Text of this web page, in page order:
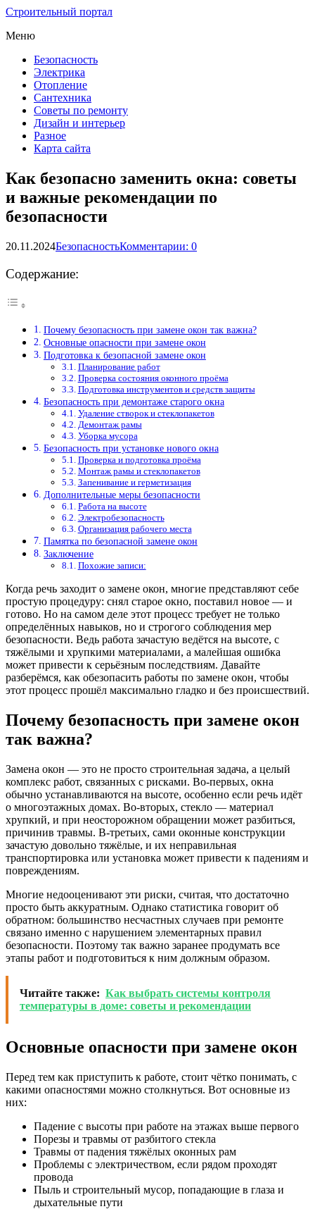
Строительный портал
Меню
Безопасность
Электрика
Отопление
Сантехника
Советы по ремонту
Дизайн и интерьер
Разное
Карта сайта
Как безопасно заменить окна: советы
и важные рекомендации по
безопасности
20.11.2024БезопасностьКомментарии: 0
Содержание:
Почему безопасность при замене окон так важна?
Основные опасности при замене окон
Подготовка к безопасной замене окон
Планирование работ
Проверка состояния оконного проёма
Подготовка инструментов и средств защиты
Безопасность при демонтаже старого окна
Удаление створок и стеклопакетов
Демонтаж рамы
Уборка мусора
Безопасность при установке нового окна
Проверка и подготовка проёма
Монтаж рамы и стеклопакетов
Запенивание и герметизация
Дополнительные меры безопасности
Работа на высоте
Электробезопасность
Организация рабочего места
Памятка по безопасной замене окон
Заключение
Похожие записи:
Когда речь заходит о замене окон, многие представляют себе
простую процедуру: снял старое окно, поставил новое — и
готово. Но на самом деле этот процесс требует не только
определённых навыков, но и строгого соблюдения мер
безопасности. Ведь работа зачастую ведётся на высоте, с
тяжёлыми и хрупкими материалами, а малейшая ошибка
может привести к серьёзным последствиям. Давайте
разберёмся, как обезопасить работы по замене окон, чтобы
этот процесс прошёл максимально гладко и без происшествий.
Почему безопасность при замене окон
так важна?
Замена окон — это не просто строительная задача, а целый
комплекс работ, связанных с рисками. Во-первых, окна
обычно устанавливаются на высоте, особенно если речь идёт
о многоэтажных домах. Во-вторых, стекло — материал
хрупкий, и при неосторожном обращении может разбиться,
причинив травмы. В-третьих, сами оконные конструкции
зачастую довольно тяжёлые, и их неправильная
транспортировка или установка может привести к падениям и
повреждениям.
Многие недооценивают эти риски, считая, что достаточно
просто быть аккуратным. Однако статистика говорит об
обратном: большинство несчастных случаев при ремонте
связано именно с нарушением элементарных правил
безопасности. Поэтому так важно заранее продумать все
этапы работ и подготовиться к ним должным образом.
Читайте также: Как выбрать системы контроля
температуры в доме: советы и рекомендации
Основные опасности при замене окон
Перед тем как приступить к работе, стоит чётко понимать, с
какими опасностями можно столкнуться. Вот основные из
них:
Падение с высоты при работе на этажах выше первого
Порезы и травмы от разбитого стекла
Травмы от падения тяжёлых оконных рам
Проблемы с электричеством, если рядом проходят
провода
Пыль и строительный мусор, попадающие в глаза и
дыхательные пути